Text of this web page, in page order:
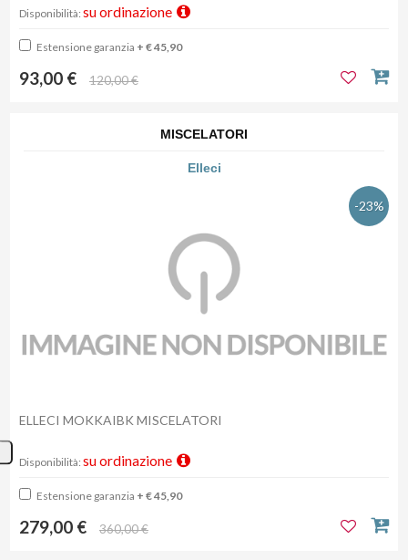
Disponibilità: su ordinazione
Estensione garanzia + € 45,90
93,00 € 120,00 €
MISCELATORI
Elleci
-23%
ELLECI MOKKAIBK MISCELATORI
Disponibilità: su ordinazione
Estensione garanzia + € 45,90
279,00 € 360,00 €